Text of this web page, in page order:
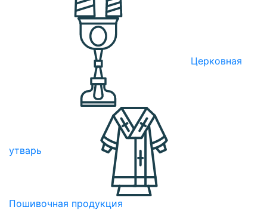
Церковная
утварь
Пошивочная продукция